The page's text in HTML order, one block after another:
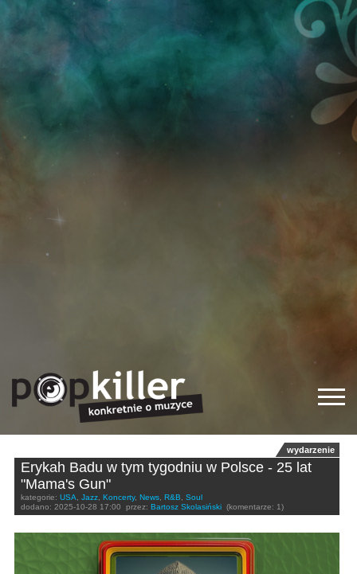
wydarzenie
Erykah Badu w tym tygodniu w Polsce - 25 lat
"Mama's Gun"
kategorie: USA, Jazz, Koncerty, News, R&B, Soul
dodano: 2025-10-28 17:00 przez: Bartosz Skolasiński (komentarze: 1)